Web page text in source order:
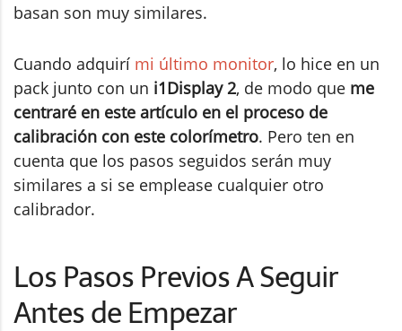
basan son muy similares.
Cuando adquirí mi último monitor, lo hice en un
pack junto con un i1Display 2, de modo que me
centraré en este artículo en el proceso de
calibración con este colorímetro. Pero ten en
cuenta que los pasos seguidos serán muy
similares a si se emplease cualquier otro
calibrador.
Los Pasos Previos A Seguir
Antes de Empezar